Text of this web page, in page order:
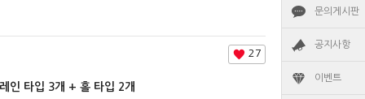
문의게시판
공지사항
이벤트
27
인 타입 3개 + 홀 타입 2개